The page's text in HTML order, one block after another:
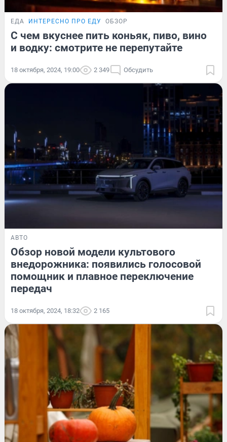
ЕДА ИНТЕРЕСНО ПРО ЕДУ ОБЗОР
С чем вкуснее пить коньяк, пиво, вино
и водку: смотрите не перепутайте
18 октября, 2024, 19:00 2 349 Обсудить
АВТО
Обзор новой модели культового
внедорожника: появились голосовой
помощник и плавное переключение
передач
18 октября, 2024, 18:32 2 165